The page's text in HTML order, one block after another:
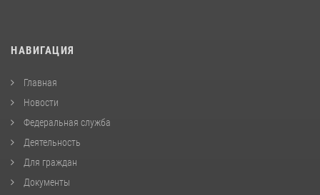
НАВИГАЦИЯ
Главная
Новости
Федеральная служба
Деятельность
Для граждан
Документы